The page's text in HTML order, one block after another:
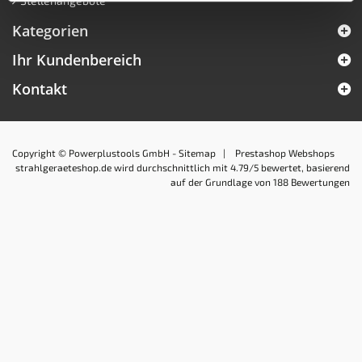
Kategorien
Ihr Kundenbereich
Kontakt
Copyright © Powerplustools GmbH - Sitemap | Prestashop Webshops
strahlgeraeteshop.de wird durchschnittlich mit 4.79/5 bewertet, basierend
auf der Grundlage von 188 Bewertungen